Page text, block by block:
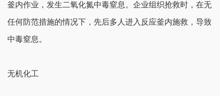
釜内作业，发生二氧化氮中毒窒息。企业组织抢救时，在无
任何防范措施的情况下，先后多人进入反应釜内施救，导致
中毒窒息。
无机化工